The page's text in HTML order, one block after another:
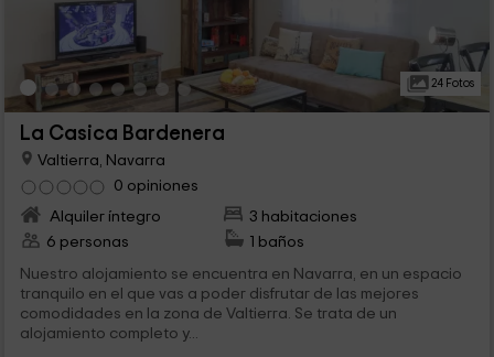
24 Fotos
La Casica Bardenera
Valtierra, Navarra
0 opiniones
Alquiler íntegro
3 habitaciones
6 personas
1 baños
Nuestro alojamiento se encuentra en Navarra, en un espacio
tranquilo en el que vas a poder disfrutar de las mejores
comodidades en la zona de Valtierra. Se trata de un
alojamiento completo y...